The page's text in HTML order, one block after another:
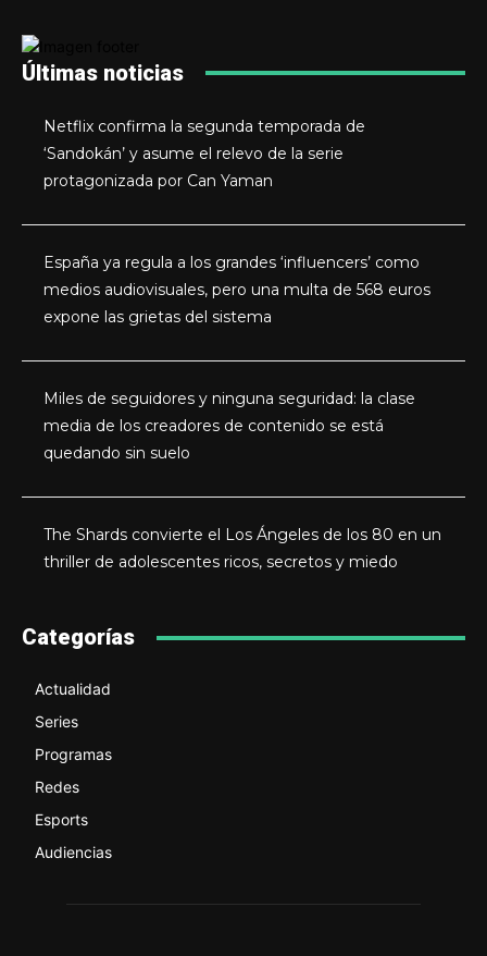
Últimas noticias
Netflix confirma la segunda temporada de
‘Sandokán’ y asume el relevo de la serie
protagonizada por Can Yaman
España ya regula a los grandes ‘influencers’ como
medios audiovisuales, pero una multa de 568 euros
expone las grietas del sistema
Miles de seguidores y ninguna seguridad: la clase
media de los creadores de contenido se está
quedando sin suelo
The Shards convierte el Los Ángeles de los 80 en un
thriller de adolescentes ricos, secretos y miedo
Categorías
Actualidad
Series
Programas
Redes
Esports
Audiencias